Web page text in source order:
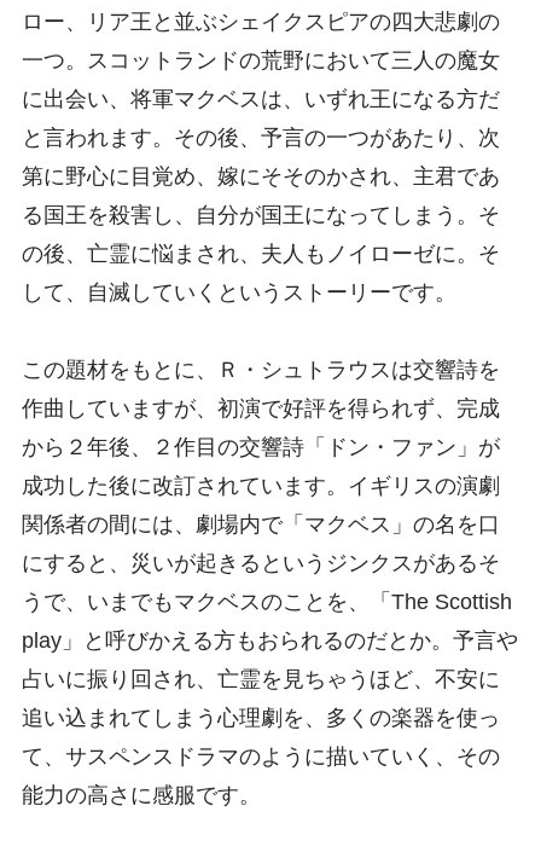
ロー、リア王と並ぶシェイクスピアの四大悲劇の
一つ。スコットランドの荒野において三人の魔女
に出会い、将軍マクベスは、いずれ王になる方だ
と言われます。その後、予言の一つがあたり、次
第に野心に目覚め、嫁にそそのかされ、主君であ
る国王を殺害し、自分が国王になってしまう。そ
の後、亡霊に悩まされ、夫人もノイローゼに。そ
して、自滅していくというストーリーです。
この題材をもとに、Ｒ・シュトラウスは交響詩を
作曲していますが、初演で好評を得られず、完成
から２年後、２作目の交響詩「ドン・ファン」が
成功した後に改訂されています。イギリスの演劇
関係者の間には、劇場内で「マクベス」の名を口
にすると、災いが起きるというジンクスがあるそ
うで、いまでもマクベスのことを、「The Scottish
play」と呼びかえる方もおられるのだとか。予言や
占いに振り回され、亡霊を見ちゃうほど、不安に
追い込まれてしまう心理劇を、多くの楽器を使っ
て、サスペンスドラマのように描いていく、その
能力の高さに感服です。